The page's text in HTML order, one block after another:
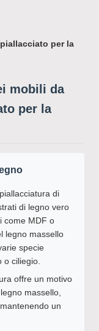
per la
mobili da
per la
di
di legno vero
come MDF o
legno massello
specie
ciliegio.
offre un motivo
massello,
un